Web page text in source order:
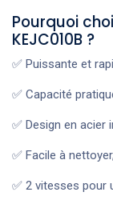
Pourquoi
KEJC010B ?
✅ Puissante et
✅ Capacité
✅ Design en acier
✅ Facile à
✅ 2 vitesses pour